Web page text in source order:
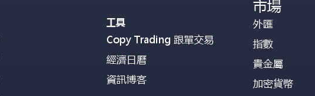
工具
Copy Trading 跟單交易
經濟日曆
資訊博客
市場
外匯
指數
貴金屬
加密貨幣